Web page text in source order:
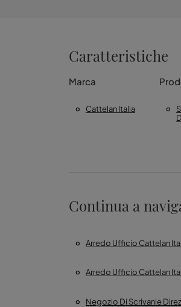
Caratteristiche
Marca
Cattelan Italia
Continua a
Arredo Ufficio Cattelan
Arredo Ufficio Cattelan
Negozio Di Scrivanie